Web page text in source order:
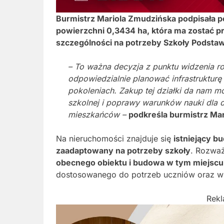
Burmistrz Mariola Zmudzińska podpisała
powierzchni 0,3434 ha, która ma zostać
szczególności na potrzeby Szkoły
– To ważna decyzja z punktu widzenia
odpowiedzialnie planować
pokoleniach. Zakup tej działki da nam
szkolnej i poprawy warunków nauki dla
mieszkańców – podkreśla burmistrz
Na nieruchomości znajduje się istniejący
zaadaptowany na potrzeby szkoły.
obecnego obiektu i budowa w tym
dostosowanego do potrzeb uczniów oraz